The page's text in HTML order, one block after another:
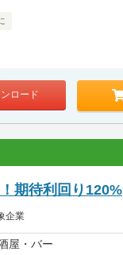
ロード
期待利回り120%
企業
屋・バー